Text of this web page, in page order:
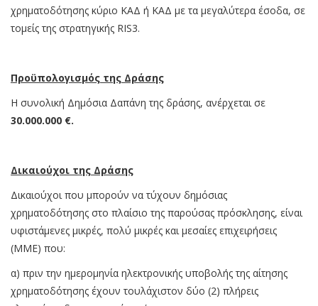
χρηματοδότησης κύριο ΚΑΔ ή ΚΑΔ με τα μεγαλύτερα έσοδα, σε
τομείς της στρατηγικής RIS3.
Προϋπολογισμός της Δράσης
Η συνολική Δημόσια Δαπάνη της δράσης, ανέρχεται σε
30.000.000 €.
Δικαιούχοι της Δράσης
Δικαιούχοι που μπορούν να τύχουν δημόσιας
χρηματοδότησης στο πλαίσιο της παρούσας πρόσκλησης, είναι
υφιστάμενες μικρές, πολύ μικρές και μεσαίες επιχειρήσεις
(ΜΜΕ) που:
α) πριν την ημερομηνία ηλεκτρονικής υποβολής της αίτησης
χρηματοδότησης έχουν τουλάχιστον δύο (2) πλήρεις